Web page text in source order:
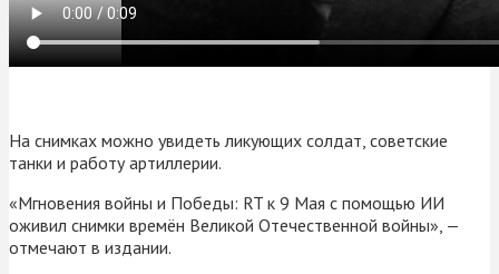
На снимках можно увидеть ликующих солдат, советские
танки и работу артиллерии.
«Мгновения войны и Победы: RT к 9 Мая с помощью ИИ
оживил снимки времён Великой Отечественной войны», —
отмечают в издании.